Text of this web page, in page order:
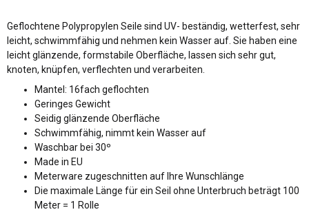
Geflochtene Polypropylen Seile sind UV- beständig, wetterfest, sehr
leicht, schwimmfähig und nehmen kein Wasser auf. Sie haben eine
leicht glänzende, formstabile Oberfläche, lassen sich sehr gut,
knoten, knüpfen, verflechten und verarbeiten.
Mantel: 16fach geflochten
Geringes Gewicht
Seidig glänzende Oberfläche
Schwimmfähig, nimmt kein Wasser auf
Waschbar bei 30º
Made in EU
Meterware zugeschnitten auf Ihre Wunschlänge
Die maximale Länge für ein Seil ohne Unterbruch beträgt 100
Meter = 1 Rolle